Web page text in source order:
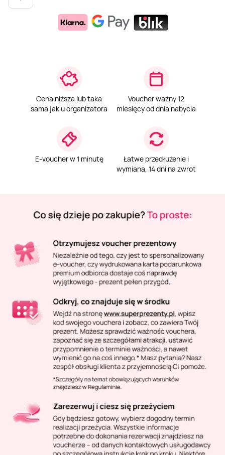
Weekend w SPA
Masaż klasyczny
Masaż sportowy
Masaż Shiatsu
Masaż Antycellulitowy
Masaż całego ciała
Masaż orientalny
Pojazdy specjalne
Pojazdy militarne
Fitness
Tenis
Kurs żeglarski
Cena niższa lub taka
sama jak u organizatora
Voucher ważny 12
miesięcy od dnia nabycia
E-voucher w 1 minutę
Łatwe przedłużenie i
wymiana, 14 dni na zwrot